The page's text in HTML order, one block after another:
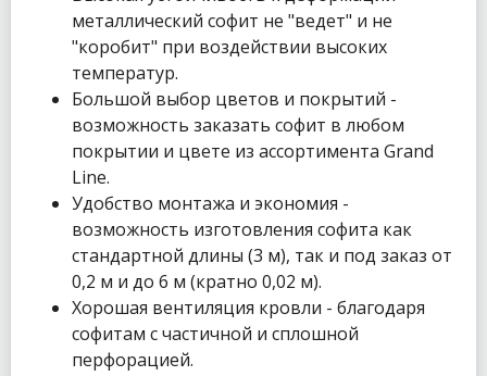
металлический софит не "ведет" и не
"коробит" при воздействии высоких
температур.
Большой выбор цветов и покрытий -
возможность заказать софит в любом
покрытии и цвете из ассортимента Grand
Line.
Удобство монтажа и экономия -
возможность изготовления софита как
стандартной длины (3 м), так и под заказ от
0,2 м и до 6 м (кратно 0,02 м).
Хорошая вентиляция кровли - благодаря
софитам с частичной и сплошной
перфорацией.